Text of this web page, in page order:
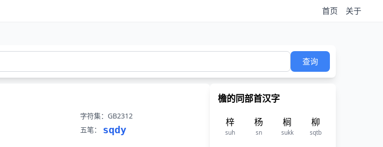
首页 关于
查询
字符集：GB2312
五笔：
sqdy
檐的同部首汉字
梓
suh
杨
sn
榈
sukk
柳
sqtb